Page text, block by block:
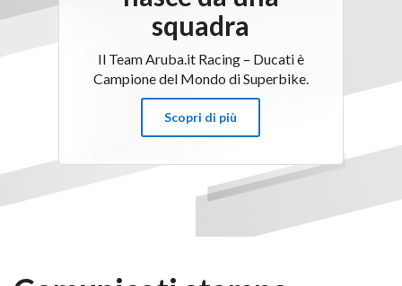
squadra
Il Team Aruba.it Racing – Ducati è
Campione del Mondo di Superbike.
Scopri di più